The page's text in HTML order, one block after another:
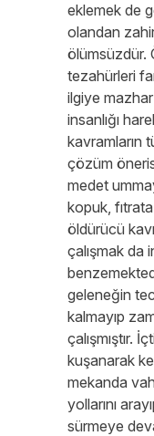
eklemek de
olandan
ölümsüzdür.
tezahürleri
ilgiye
insanlığı
kavramların
çözüm
medet
kopuk,
öldürücü
çalışmak da
geleneğin
kalmayıp
çalışmıştır.
kuşanarak
mekanda
yollarını
sürmeye